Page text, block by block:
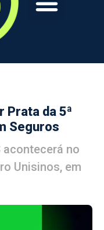
Prata da 5ª
Seguros
acontecerá no
Unisinos, em